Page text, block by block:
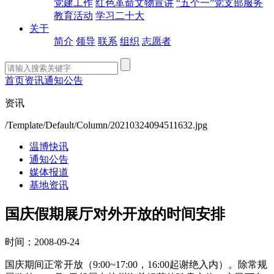
党建工作 红色革命文物宣讲 “五个一”党支部服务
教育活动 学习二十大
关于
简介 领导 联系 组织 志愿者
首页资讯通知公告
资讯
/Template/Default/Column/20210324094511632.jpg
温博快讯
通知公告
媒体报道
基地资讯
国庆假期展厅对外开放的时间安排
时间：2008-09-24
国庆期间正常开放（9:00~17:00，16:00起谢绝入内）。除常规